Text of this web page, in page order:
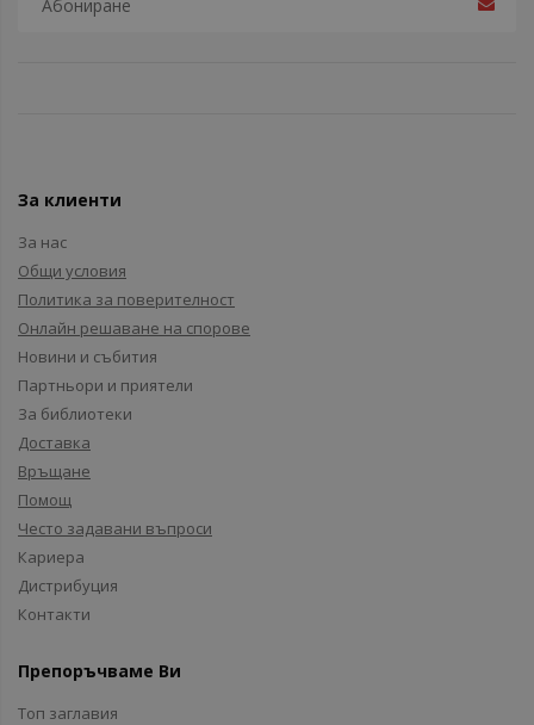
За клиенти
За нас
Общи условия
Политика за поверителност
Онлайн решаване на спорове
Новини и събития
Партньори и приятели
За библиотеки
Доставка
Връщане
Помощ
Често задавани въпроси
Кариера
Дистрибуция
Контакти
Препоръчваме Ви
Топ заглавия